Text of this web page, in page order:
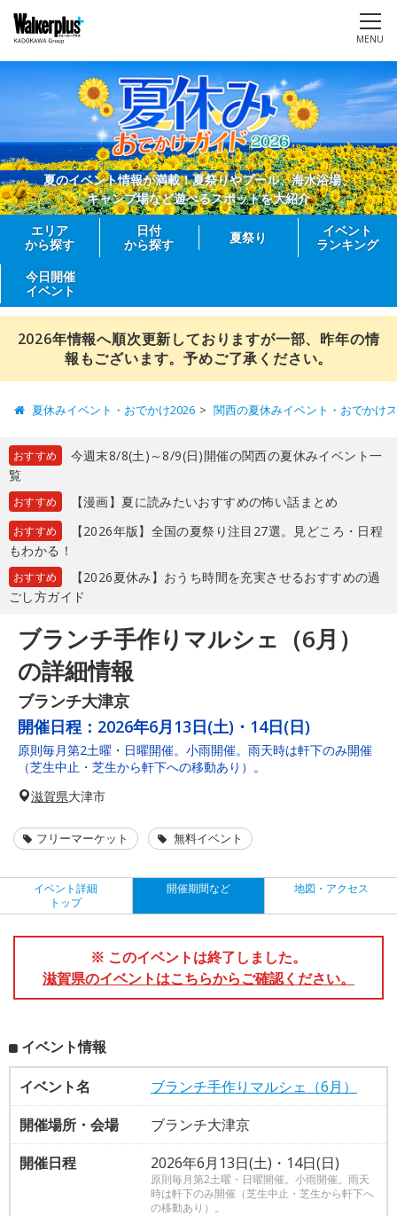
MENU
夏のイベント情報が満載！夏祭りやプール、海水浴場、
キャンプ場など遊べるスポットを大紹介
エリア
から探す
日付
から探す
夏祭り
イベント
ランキング
今日開催
イベント
2026年情報へ順次更新しておりますが一部、昨年の情
報もございます。予めご了承ください。
夏休みイベント・おでかけ2026 関西の夏休みイベント・おでかけ
おすすめ
今週末8/8(土)～8/9(日)開催の関西の夏休みイベント一
覧
おすすめ 【漫画】夏に読みたいおすすめの怖い話まとめ
おすすめ
【2026年版】全国の夏祭り注目27選。見どころ・日程
もわかる！
おすすめ
【2026夏休み】おうち時間を充実させるおすすめの過
ごし方ガイド
ブランチ手作りマルシェ（6月）
の詳細情報
ブランチ大津京
開催日程： 2026年6月13日(土)・14日(日)
原則毎月第2土曜・日曜開催。小雨開催。雨天時は軒下のみ開催
（芝生中止・芝生から軒下への移動あり）。
滋賀県大津市
フリーマーケット 無料イベント
イベント詳細
トップ
開催期間など 地図・アクセス
※ このイベントは終了しました。
滋賀県のイベントはこちらからご確認ください。
イベント情報
イベント名
ブランチ手作りマルシェ（6月）
開催場所・会場
ブランチ大津京
開催日程
2026年6月13日(土)・14日(日)
原則毎月第2土曜・日曜開催。小雨開催。雨天
時は軒下のみ開催（芝生中止・芝生から軒下へ
の移動あり）。